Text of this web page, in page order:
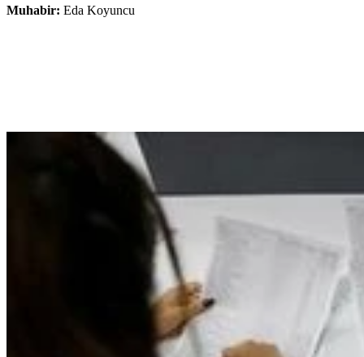
Muhabir: Eda Koyuncu